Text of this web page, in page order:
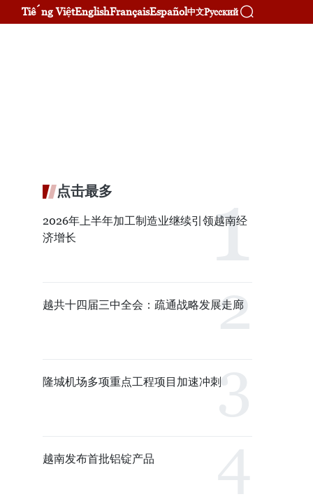
Tiếng ViệtEnglishFrançaisEspañol中文Русский
点击最多
2026年上半年加工制造业继续引领越南经
济增长
越共十四届三中全会：疏通战略发展走廊
隆城机场多项重点工程项目加速冲刺
越南发布首批铝锭产品